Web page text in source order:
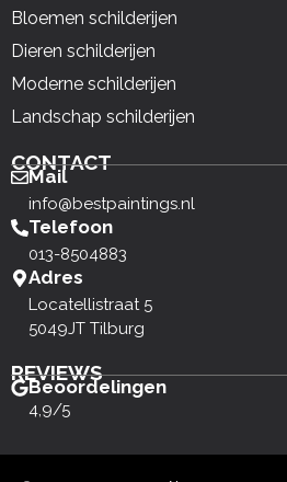
Bloemen schilderijen
Dieren schilderijen
Moderne schilderijen
Landschap schilderijen
CONTACT
Mail
info@bestpaintings.nl
Telefoon
013-8504883
Adres
Locatellistraat 5
5049JT Tilburg
REVIEWS
Beoordelingen
4,9/5